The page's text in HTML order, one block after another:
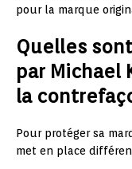
pour la marque
Quelles
par Michael
la
Pour protéger sa
met en place